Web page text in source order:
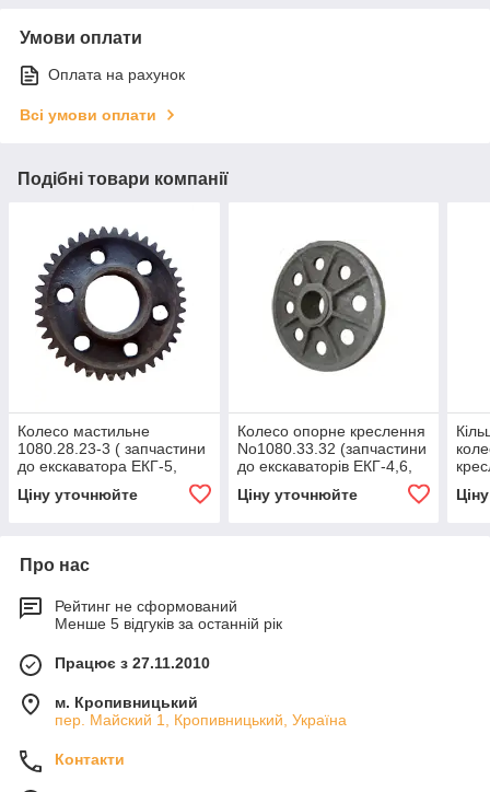
Умови оплати
Оплата на рахунок
Всі умови оплати
Подібні товари компанії
Колесо мастильне
1080.28.23-3 ( запчастини
до екскаватора ЕКГ-5,
Ціну уточнюйте
Колесо опорне креслення
No1080.33.32 (запчастини
до екскаваторів ЕКГ-4,6,
Ціну уточнюйте
Про нас
Рейтинг не сформований
Менше 5 відгуків за останній рік
Працює з 27.11.2010
м. Кропивницький
пер. Майский 1, Кропивницький, Україна
Контакти